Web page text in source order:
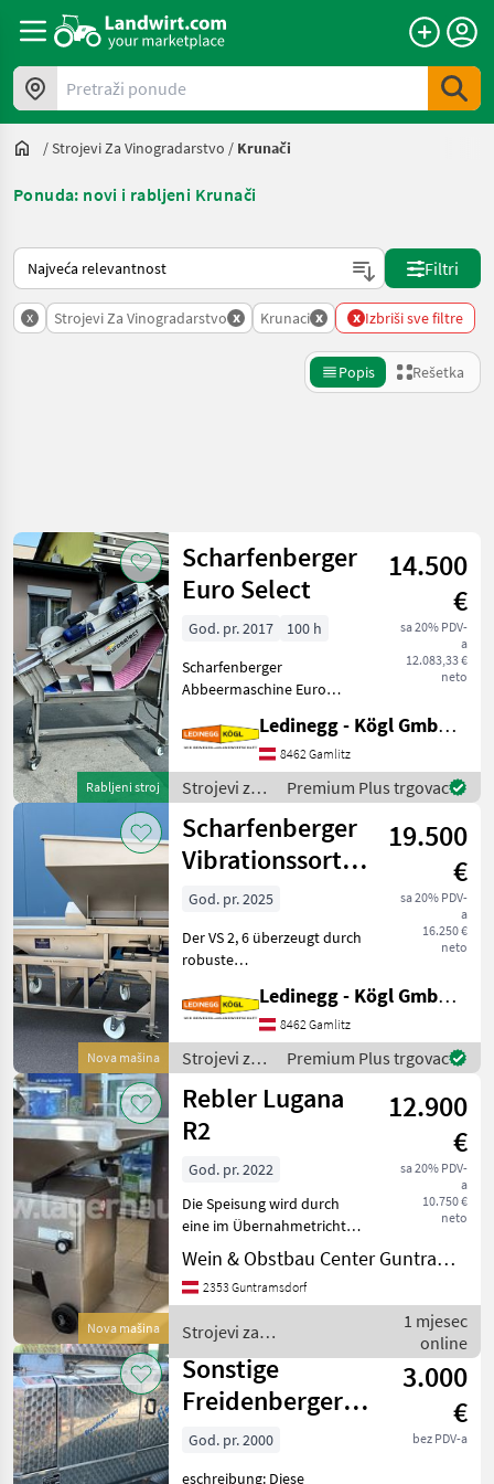
Pretraži ponude
/Strojevi Za Vinogradarstvo / Krunači
Ponuda: novi i rabljeni Krunači
Tako se sortira na Landwirt.com
Filtri
x Strojevi Za Vinogradarstvo x Krunaci x x Izbriši sve filtre
Popis Rešetka
Kategorija 3 Država Filtri
TRENUTNA
STAZA
Poljoprivredna
tehnika
Strojevi Za
Vinogradarstvo
Krunaci
KATEGORIJU
Sonstige
5
Scharfenberger
2
Lugana
1
Wottle
1
MARKETPLACE
Marketplace
Ponude
trgovaca
Poništi
Prikaži 9
rezultata
Rabljeni stroj
Scharfenberger
Euro Select
14.500
€
sa 20% PDV-
a
12.083,33 €
neto
God. pr. 2017
100 h
Scharfenberger
Abbeermaschine Euro
Abbeeren, komplett aus
Edelstahl Beschreibung: Die
Scharfenberger Euro Select
wurde für ein besonders
Ledinegg - Kögl GmbH - Obst- und Weinbautechnik
8462 Gamlitz
Strojevi za
vinogradarstvo
/
Scharfenberger
Premium Plus trgovac
Nova mašina
Scharfenberger
Vibrationssortiertisch
VS 2,6
19.500
€
sa 20% PDV-
a
16.250 €
neto
God. pr. 2025
Der VS 2, 6 überzeugt durch
robuste
Leistungsfähigkeit und
praxisgerechte Ausstattung.
Mit seiner flexiblen
Bauweise und der
Vibrationsaustr
Ledinegg - Kögl GmbH - Obst- und Weinbautechnik
8462 Gamlitz
Strojevi za
vinogradarstvo
/
Scharfenberger
Premium Plus trgovac
Nova mašina
Rebler Lugana
R2
12.900
€
sa 20% PDV-
a
10.750 €
neto
God. pr. 2022
Die Speisung wird durch
eine im Übernahmetrichter
platzierte Förderschnecke
reguliert. Die Trauben
werden durch die
Die Betriebsgeschwindigke
Wein & Obstbau Center Guntramsdorf
2353 Guntramsdorf
Strojevi za
vinogradarstvo / Lugana
1 mjesec
online
Sonstige
Freidenberger
HRF 15
3.000
€
bez PDV-a
God. pr. 2000
eschreibung: Diese